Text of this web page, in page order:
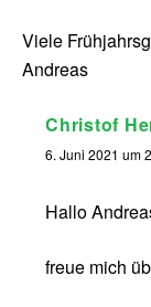
Viele
Andreas
Christof
6. Juni 2021 um
Hallo
freue mich